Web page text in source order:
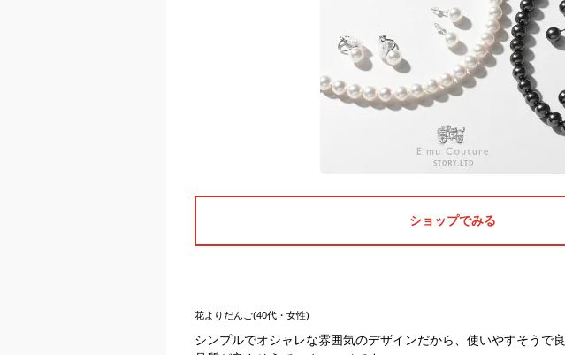
ショップでみる
花よりだんご(40代・女性)
シンプルでオシャレな雰囲気のデザインだから、使いやすそうで